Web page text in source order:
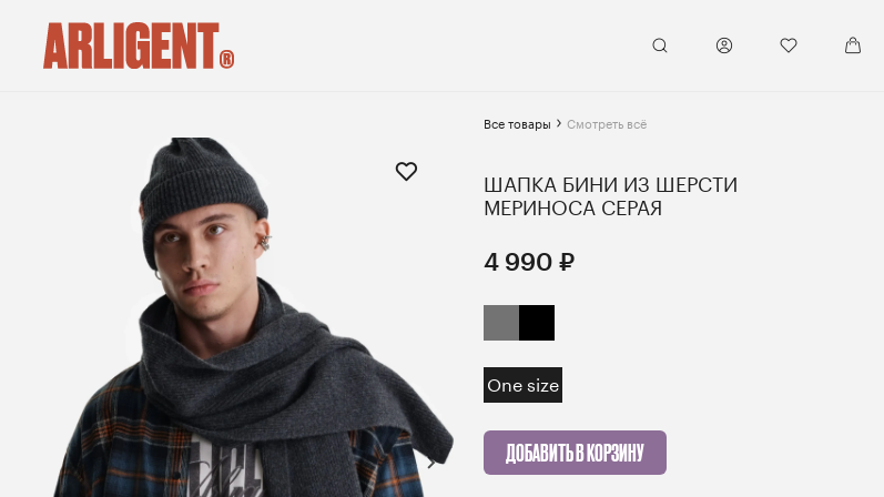
Все товары Смотреть всё
ШАПКА БИНИ ИЗ ШЕРСТИ
МЕРИНОСА СЕРАЯ
4 990 ₽
One size
ДОБАВИТЬ В КОРЗИНУ